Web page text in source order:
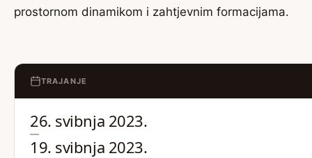
prostornom dinamikom i zahtjevnim formacijama.
TRAJANJE
26. svibnja 2023.
—
19. svibnja 2023.